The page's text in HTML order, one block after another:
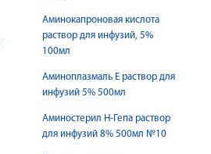
Аминокапроновая кислота
раствор для инфузий, 5%
100мл
Аминоплазмаль Е раствор для
инфузий 5% 500мл
Аминостерил Н-Гепа раствор
для инфузий 8% 500мл №10